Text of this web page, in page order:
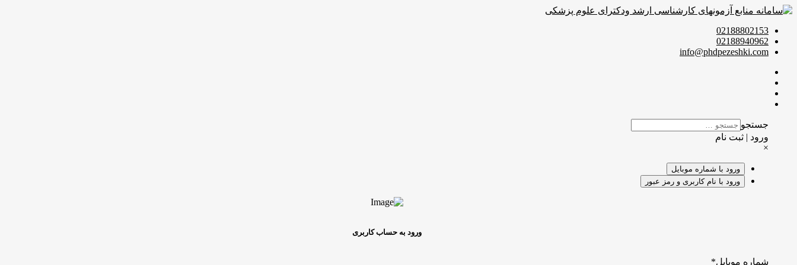
02188802153
02188940962
info@phdpezeshki.com
جستجو
ورود | ثبت نام
×
ورود با شماره موبایل
ورود با نام کاربری و رمز عبور
ورود به حساب کاربری
شماره موبایل*